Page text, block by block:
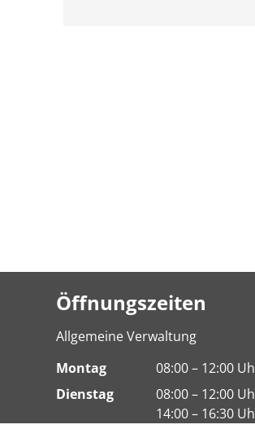
Öffnungszeiten
Allgemeine Verwaltung
Montag
08:00 – 12:00
Dienstag
08:00 – 12:00
14:00 – 16:30